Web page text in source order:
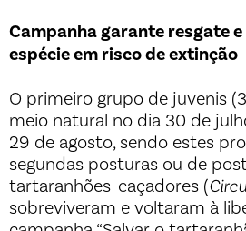
Campanha garante resgate
espécie em risco de extinção
O primeiro grupo de juvenis
meio natural no dia 30 de
29 de agosto, sendo estes
segundas posturas ou de
tartaranhões-caçadores (
sobreviveram e voltaram à